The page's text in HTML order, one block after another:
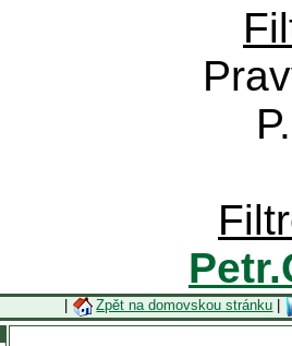
Zpět na domovskou stránku